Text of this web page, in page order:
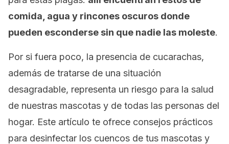
comida, agua y rincones oscuros donde
pueden esconderse sin que nadie las moleste.
Por si fuera poco, la presencia de cucarachas,
además de tratarse de una situación
desagradable, representa un riesgo para la salud
de nuestras mascotas y de todas las personas del
hogar. Este artículo te ofrece consejos prácticos
para desinfectar los cuencos de tus mascotas y